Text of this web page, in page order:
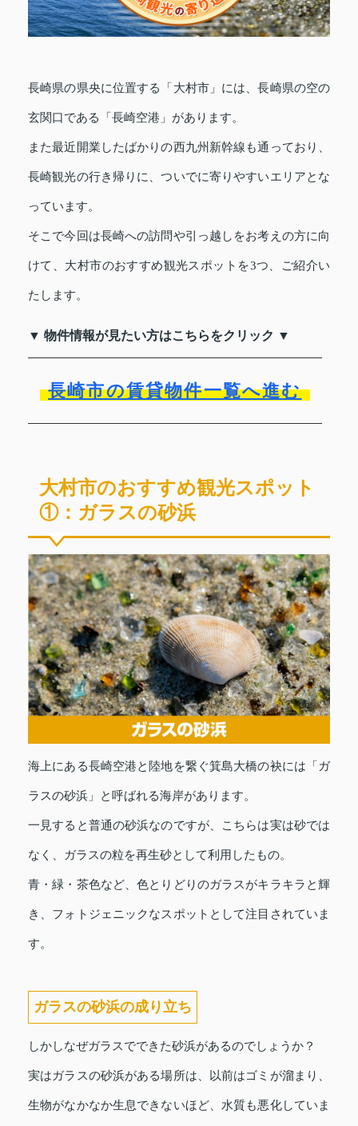
長崎県の県央に位置する「大村市」には、長崎県の空の
玄関口である「長崎空港」があります。
また最近開業したばかりの西九州新幹線も通っており、
長崎観光の行き帰りに、ついでに寄りやすいエリアとな
っています。
そこで今回は長崎への訪問や引っ越しをお考えの方に向
けて、大村市のおすすめ観光スポットを3つ、ご紹介い
たします。
▼ 物件情報が見たい方はこちらをクリック ▼
長崎市の賃貸物件一覧へ進む
大村市のおすすめ観光スポット
①：ガラスの砂浜
海上にある長崎空港と陸地を繋ぐ箕島大橋の袂には「ガ
ラスの砂浜」と呼ばれる海岸があります。
一見すると普通の砂浜なのですが、こちらは実は砂では
なく、ガラスの粒を再生砂として利用したもの。
青・緑・茶色など、色とりどりのガラスがキラキラと輝
き、フォトジェニックなスポットとして注目されていま
す。
ガラスの砂浜の成り立ち
しかしなぜガラスでできた砂浜があるのでしょうか？
実はガラスの砂浜がある場所は、以前はゴミが溜まり、
生物がなかなか生息できないほど、水質も悪化していま